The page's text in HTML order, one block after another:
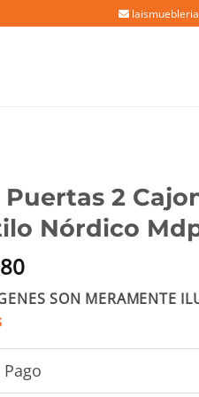
2
Nórdico
El
precio
actual
$5.580.
SON MERAMENTE